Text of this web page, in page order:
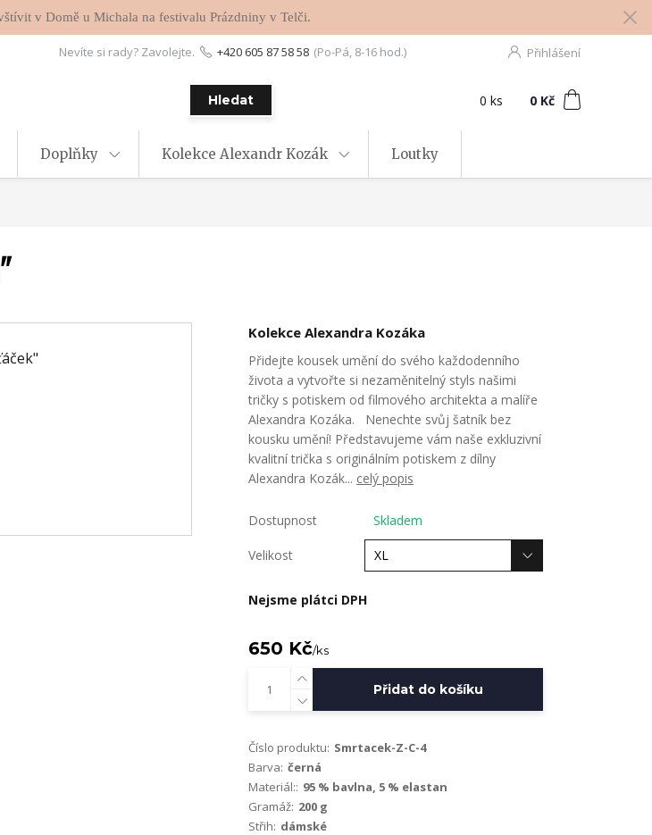
v Domě u Michala na festivalu Prázdniny v Telči.
Přihlášení
Hledat
Nevíte si rady? Zavolejte. +420 605 87 58 58 (Po-Pá, 8-16 hod.)
0 ks 0 Kč
Doplňky Kolekce Alexandr Kozák Loutky
Kolekce Alexandra Kozáka
Přidejte kousek umění do svého každodenního
života a vytvořte si nezaměnitelný styls našimi
tričky s potiskem od filmového architekta a malíře
Alexandra Kozáka. Nenechte svůj šatník bez
kousku umění! Představujeme vám naše exkluzivní
kvalitní trička s originálním potiskem z dílny
Alexandra Kozák... celý popis
Dostupnost Skladem
Velikost
Nejsme plátci DPH
650 Kč/ks
Přidat do košíku
Číslo produktu: Smrtacek-Z-C-4
Barva: černá
Materiál:: 95 % bavlna, 5 % elastan
Gramáž: 200 g
Střih: dámské